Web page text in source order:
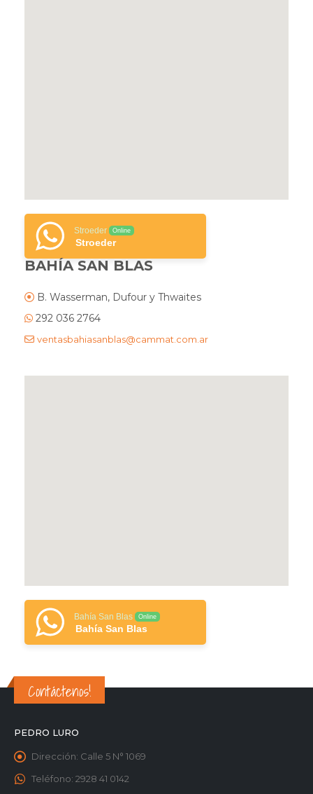
Stroeder Online
Stroeder
BAHÍA SAN BLAS
B. Wasserman, Dufour y Thwaites
292 036 2764
ventasbahiasanblas@cammat.com.ar
Bahía San Blas Online
Bahía San Blas
Contáctenos!
PEDRO LURO
Dirección: Calle 5 N° 1069
Teléfono: 2928 41 0142